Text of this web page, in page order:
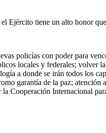
Ejército tiene un alto honor
policías con poder para
locales y federales; volver
a donde se irán todos los
garantía de la paz;
Cooperación Internacional